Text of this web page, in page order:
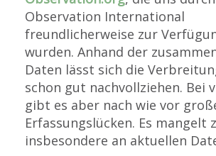
Observation International
freundlicherweise zur
wurden. Anhand der
Daten lässt sich die
schon gut nachvollziehen. Bei
gibt es aber nach wie vor
Erfassungslücken. Es mangelt
insbesondere an aktuellen